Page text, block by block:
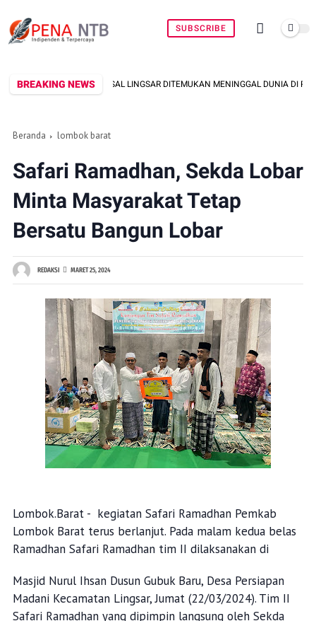
SUBSCRIBE
BREAKING NEWS
LINGSAR DITEMUKAN MENINGGAL DUNIA DI PINGGIR KALI LEMBAR SAAT
Beranda lombok barat
Safari Ramadhan, Sekda Lobar
Minta Masyarakat Tetap
Bersatu Bangun Lobar
REDAKSI MARET 25, 2024
Lombok.Barat - kegiatan Safari Ramadhan Pemkab
Lombok Barat terus berlanjut. Pada malam kedua belas
Ramadhan Safari Ramadhan tim II dilaksanakan di
Masjid Nurul Ihsan Dusun Gubuk Baru, Desa Persiapan
Madani Kecamatan Lingsar, Jumat (22/03/2024). Tim II
Safari Ramadhan yang dipimpin langsung oleh Sekda